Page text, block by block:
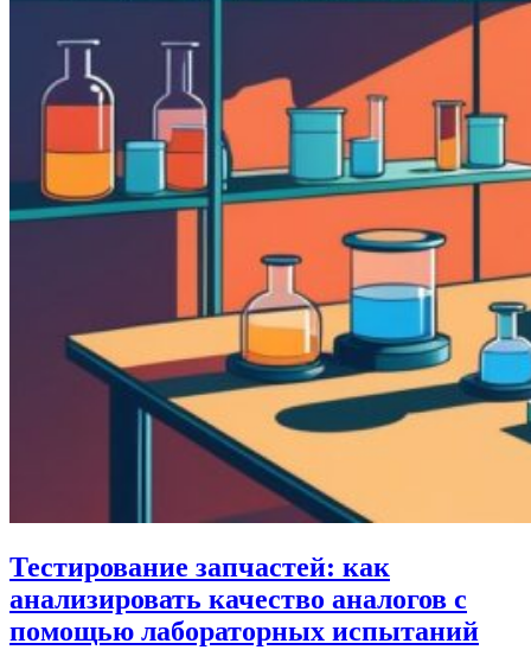
Тестирование запчастей: как
анализировать качество аналогов с
помощью лабораторных испытаний